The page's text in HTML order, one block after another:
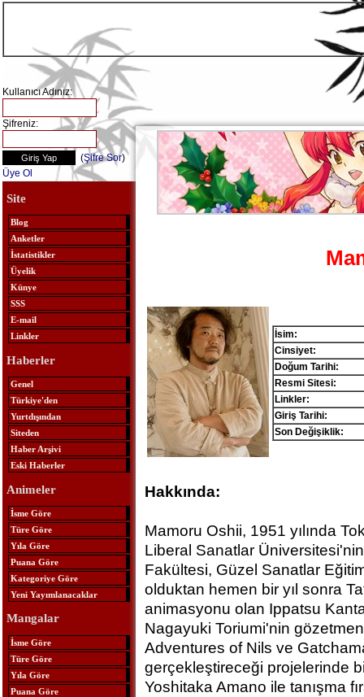
Kullanıcı Adınız:
Şifreniz:
(Şifre Sor)
Üye Ol
Site
Blog
Anketler
İstatistikler
Üyelik
Künye
SSS
E-mail
Linkler
Haberler
Genel
Türkiye'den
Yurtdışından
Siteden
Haber Arşivi
Eski Haberler
Animeler
İsme Göre
Türe Göre
Yıla Göre
Puana Göre
Kategoriye Göre
Yeni Yayımlanacaklar
Mangalar
İsme Göre
Türe Göre
Yıla Göre
Puana Göre
İsim:
Cinsiyet:
Doğum Tarihi:
Resmi Sitesi:
Linkler:
Giriş Tarihi:
Son Değişiklik:
Hakkında:
Mamoru Oshii, 1951 yılında
Liberal Sanatlar
Fakültesi, Güzel Sanatlar
olduktan hemen bir yıl sonra
animasyonu olan Ippatsu
Nagayuki Toriumi'nin
Adventures of Nils ve
gerçekleştireceği projelerinde
Yoshitaka Amano ile tanışma